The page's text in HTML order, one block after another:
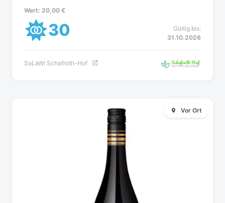
Wert: 20,00 €
30
Gültig bis:
31.10.2026
SoLaWi Schafroth-Hof
Vor Ort